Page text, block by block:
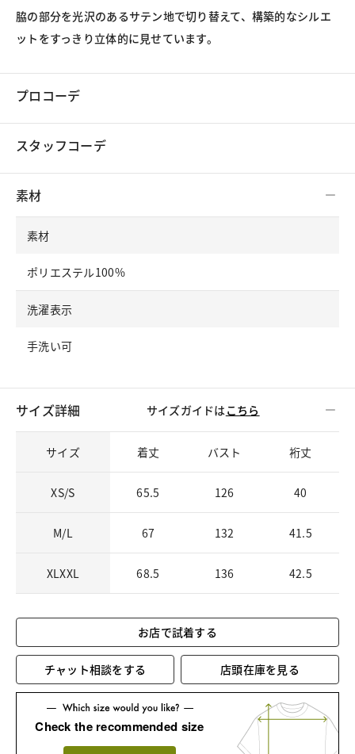
脇の部分を光沢のあるサテン地で切り替えて、構築的なシルエ
ットをすっきり立体的に見せています。
プロコーデ
スタッフコーデ
素材
素材
ポリエステル100%
洗濯表示
手洗い可
サイズ詳細 サイズガイドは こちら
サイズ 着丈 バスト 裄丈
XS/S 65.5 126 40
M/L 67 132 41.5
XLXXL 68.5 136 42.5
お店で試着する
チャット相談をする 店頭在庫を見る
Check the recommended size